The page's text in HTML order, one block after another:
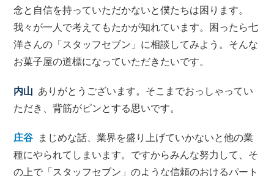
念と自信を持っていただかないと僕たちは困ります。
我々が一人で考えてもたかが知れています。困ったら七
洋さんの「スタッフセブン」に相談してみよう。そんな
お菓子屋の道標になっていただきたいです。
内山 ありがとうございます。そこまでおっしゃってい
ただき、背筋がピンとする思いです。
庄谷 まじめな話、業界を盛り上げていかないと他の業
種にやられてしまいます。ですからみんな努力して、そ
の上で「スタッフセブン」のような信頼のおけるパート